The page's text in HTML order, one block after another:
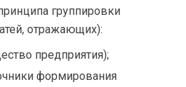
группировки
отражающих):
предприятия);
формирования